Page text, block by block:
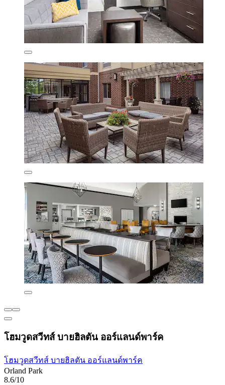
โฮมวูดสวีทส์ บายฮิลตัน ออร์แลนด์พาร์ค
โฮมวูดสวีทส์ บายฮิลตัน ออร์แลนด์พาร์ค
Orland Park
8.6/10